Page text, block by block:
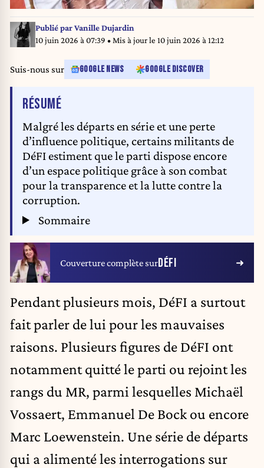
Publié parVanille Dujardin
10 juin 2026 à 07:39 • Mis à jour le 10 juin 2026 à 12:12
Suis-nous sur GOOGLE NEWS GOOGLE DISCOVER
RÉSUMÉDE L'ARTICLE
Malgré les départs en série et une perte
d’influence politique, certains militants de
DéFI estiment que le parti dispose encore
d’un espace politique grâce à son combat
pour la transparence et la lutte contre la
corruption.
Sommaire
Couverture complète surDÉFI
Pendant plusieurs mois, DéFI a surtout
fait parler de lui pour les mauvaises
raisons. Plusieurs figures de DéFI ont
notamment quitté le parti ou rejoint les
rangs du MR, parmi lesquelles Michaël
Vossaert, Emmanuel De Bock ou encore
Marc Loewenstein. Une série de départs
qui a alimenté les interrogations sur